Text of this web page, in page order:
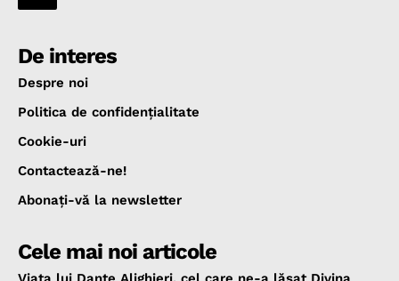
De interes
Despre noi
Politica de confidenţialitate
Cookie-uri
Contactează-ne!
Abonaţi-vă la newsletter
Cele mai noi articole